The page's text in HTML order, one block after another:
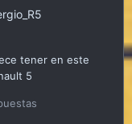
tener en este
5